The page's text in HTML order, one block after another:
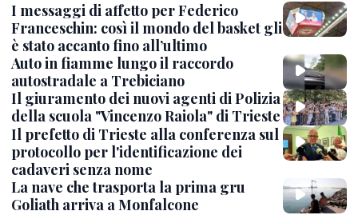
I messaggi di affetto per Federico
Franceschin: così il mondo del basket gli
è stato accanto fino all’ultimo
Auto in fiamme lungo il raccordo
autostradale a Trebiciano
Il giuramento dei nuovi agenti di Polizia
della scuola "Vincenzo Raiola" di Trieste
Il prefetto di Trieste alla conferenza sul
protocollo per l'identificazione dei
cadaveri senza nome
La nave che trasporta la prima gru
Goliath arriva a Monfalcone